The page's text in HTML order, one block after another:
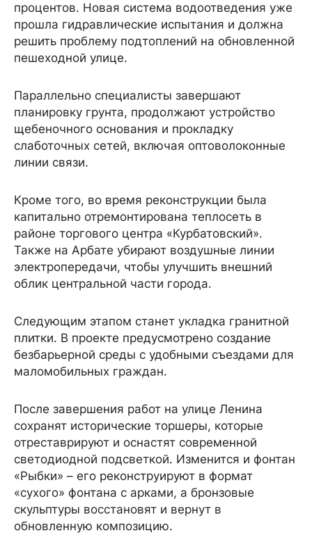
процентов. Новая система водоотведения уже
прошла гидравлические испытания и должна
решить проблему подтоплений на обновленной
пешеходной улице.
Параллельно специалисты завершают
планировку грунта, продолжают устройство
щебеночного основания и прокладку
слаботочных сетей, включая оптоволоконные
линии связи.
Кроме того, во время реконструкции была
капитально отремонтирована теплосеть в
районе торгового центра «Курбатовский».
Также на Арбате убирают воздушные линии
электропередачи, чтобы улучшить внешний
облик центральной части города.
Следующим этапом станет укладка гранитной
плитки. В проекте предусмотрено создание
безбарьерной среды с удобными съездами для
маломобильных граждан.
После завершения работ на улице Ленина
сохранят исторические торшеры, которые
отреставрируют и оснастят современной
светодиодной подсветкой. Изменится и фонтан
«Рыбки» – его реконструируют в формат
«сухого» фонтана с арками, а бронзовые
скульптуры восстановят и вернут в
обновленную композицию.